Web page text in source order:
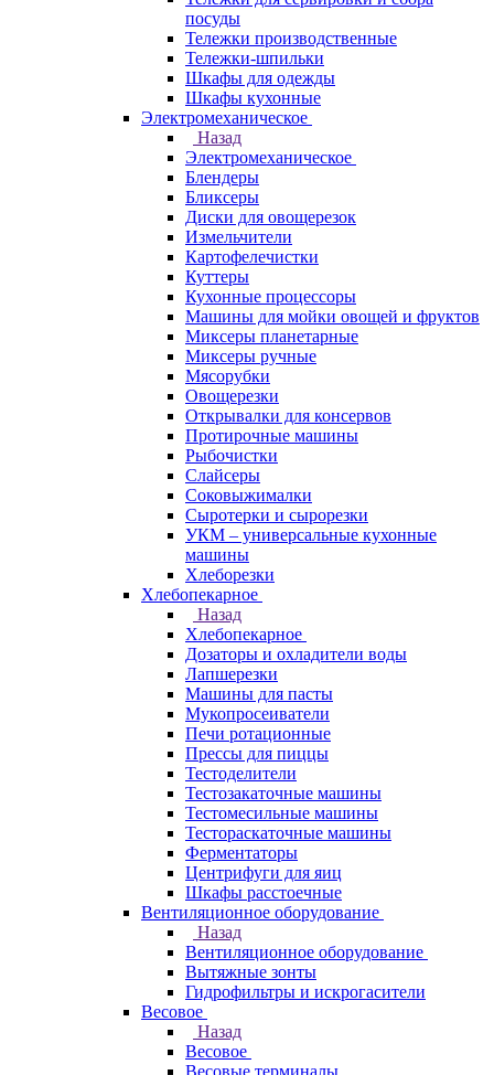
посуды
Тележки производственные
Тележки-шпильки
Шкафы для одежды
Шкафы кухонные
Электромеханическое
Назад
Электромеханическое
Блендеры
Бликсеры
Диски для овощерезок
Измельчители
Картофелечистки
Куттеры
Кухонные процессоры
Машины для мойки овощей и фруктов
Миксеры планетарные
Миксеры ручные
Мясорубки
Овощерезки
Открывалки для консервов
Протирочные машины
Рыбочистки
Слайсеры
Соковыжималки
Сыротерки и сырорезки
УКМ – универсальные кухонные
машины
Хлеборезки
Хлебопекарное
Назад
Хлебопекарное
Дозаторы и охладители воды
Лапшерезки
Машины для пасты
Мукопросеиватели
Печи ротационные
Прессы для пиццы
Тестоделители
Тестозакаточные машины
Тестомесильные машины
Тестораскаточные машины
Ферментаторы
Центрифуги для яиц
Шкафы расстоечные
Вентиляционное оборудование
Назад
Вентиляционное оборудование
Вытяжные зонты
Гидрофильтры и искрогасители
Весовое
Назад
Весовое
Весовые терминалы